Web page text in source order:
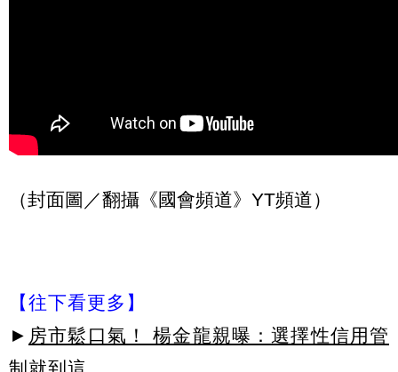
（封面圖／翻攝《國會頻道》YT頻道）
【往下看更多】
► 房市鬆口氣！ 楊金龍親曝：選擇性信用管